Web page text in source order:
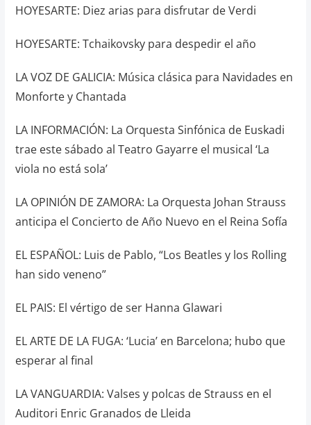
HOYESARTE: Diez arias para disfrutar de Verdi
HOYESARTE: Tchaikovsky para despedir el año
LA VOZ DE GALICIA: Música clásica para Navidades en
Monforte y Chantada
LA INFORMACIÓN: La Orquesta Sinfónica de Euskadi
trae este sábado al Teatro Gayarre el musical ‘La
viola no está sola’
LA OPINIÓN DE ZAMORA: La Orquesta Johan Strauss
anticipa el Concierto de Año Nuevo en el Reina Sofía
EL ESPAÑOL: Luis de Pablo, “Los Beatles y los Rolling
han sido veneno”
EL PAIS: El vértigo de ser Hanna Glawari
EL ARTE DE LA FUGA: ‘Lucia’ en Barcelona; hubo que
esperar al final
LA VANGUARDIA: Valses y polcas de Strauss en el
Auditori Enric Granados de Lleida